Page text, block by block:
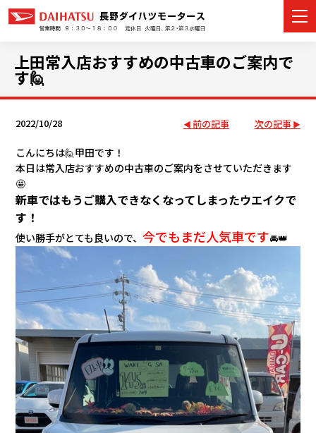
ご購入者サポート
アフターサポート
会社情報
カタ
リコ
上田常入店おすすめの中古車のご案内で
す🙋
2022/10/28 前の記事 次の記事
こんにちは🙋甲田です！
本日は常入店おすすめの中古車のご案内をさせていただきます
🤩
新車ではもうご購入できなくなってしまったウエイクで
す！
使い勝手がとても良いので、今でもまだ人気車です🚘👑